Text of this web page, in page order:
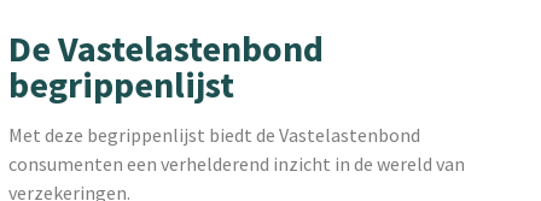
De Vastelastenbond
begrippenlijst
Met deze begrippenlijst biedt de Vastelastenbond
consumenten een verhelderend inzicht in de wereld van
verzekeringen.